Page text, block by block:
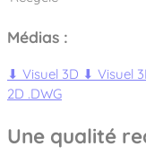
Médias :
⬇ Visuel 3D ⬇ Visuel
2D .DWG
Une qualité